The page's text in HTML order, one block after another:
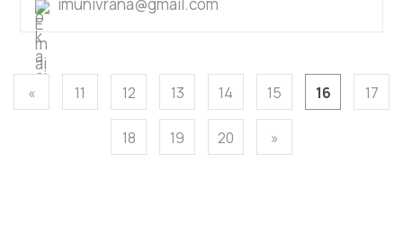
« 11 12 13 14 15 16 17
18 19 20 »